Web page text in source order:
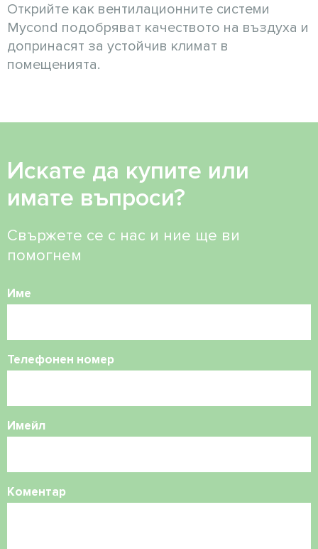
Открийте как вентилационните системи
Mycond подобряват качеството на въздуха и
допринасят за устойчив климат в
помещенията.
Искате да купите или
имате въпроси?
Свържете се с нас и ние ще ви
помогнем
Име
Телефонен номер
Имейл
Коментар